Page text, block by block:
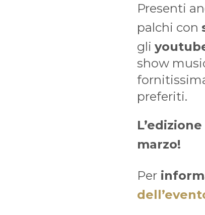
Presenti
palchi con
gli
show
preferiti.
marzo!
Per